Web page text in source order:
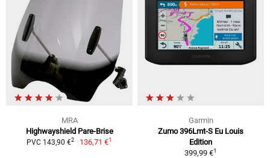
MRA
Highwayshield Pare-Brise
PVC 143,90 €2 136,71 €1
Garmin
Zumo 396Lmt-S Eu Louis
Edition
399,99 €1